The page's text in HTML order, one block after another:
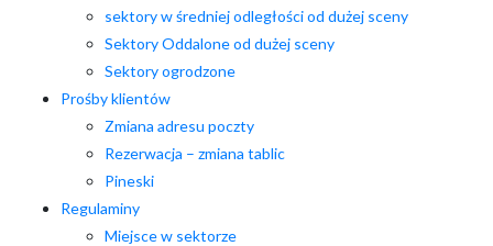
sektory w średniej odległości od dużej sceny
Sektory Oddalone od dużej sceny
Sektory ogrodzone
Prośby klientów
Zmiana adresu poczty
Rezerwacja – zmiana tablic
Pineski
Regulaminy
Miejsce w sektorze